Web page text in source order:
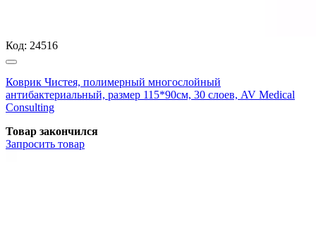
Код: 24516
Коврик Чистея, полимерный многослойный
антибактериальный, размер 115*90см, 30 слоев, AV Medical
Consulting
Товар закончился
Запросить товар